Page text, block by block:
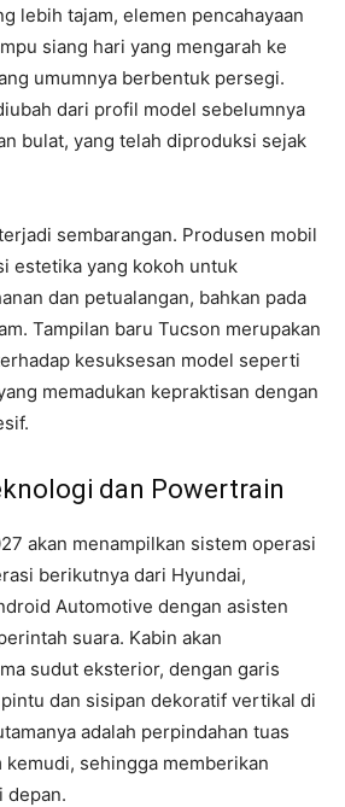
lebih tajam, elemen pencahayaan
siang hari yang mengarah ke
umumnya berbentuk persegi.
dari profil model sebelumnya
bulat, yang telah diproduksi sejak
sembarangan. Produsen mobil
estetika yang kokoh untuk
dan petualangan, bahkan pada
Tampilan baru Tucson merupakan
kesuksesan model seperti
memadukan kepraktisan dengan
dan Powertrain
akan menampilkan sistem operasi
berikutnya dari Hyundai,
Automotive dengan asisten
suara. Kabin akan
sudut eksterior, dengan garis
dan sisipan dekoratif vertikal di
adalah perpindahan tuas
sehingga memberikan
depan.